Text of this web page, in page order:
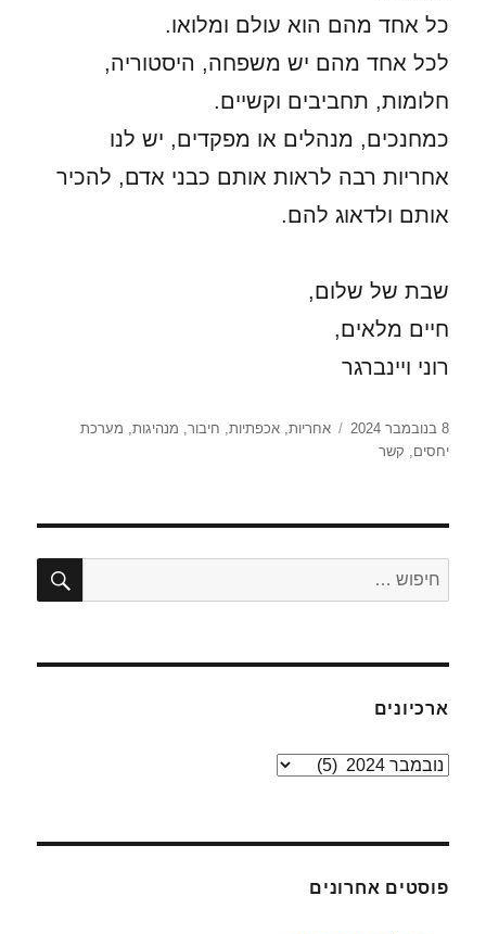
כל אחד מהם הוא עולם ומלואו.
לכל אחד מהם יש משפחה, היסטוריה,
חלומות, תחביבים וקשיים.
כמחנכים, מנהלים או מפקדים, יש לנו
אחריות רבה לראות אותם כבני אדם, להכיר
אותם ולדאוג להם.
שבת של שלום,
חיים מלאים,
רוני ויינברגר
פורסם
בתאריך
8 בנובמבר 2024 תגיות
אחריות,אכפתיות, חיבור, מנהיגות, מערכת
יחסים, קשר
חפש:
ארכיונים
ארכיונים
פוסטים אחרונים